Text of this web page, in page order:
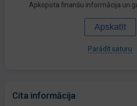
Apkopota finanšu informācija un
Apskatīt
Parādīt saturu
Cita informācija